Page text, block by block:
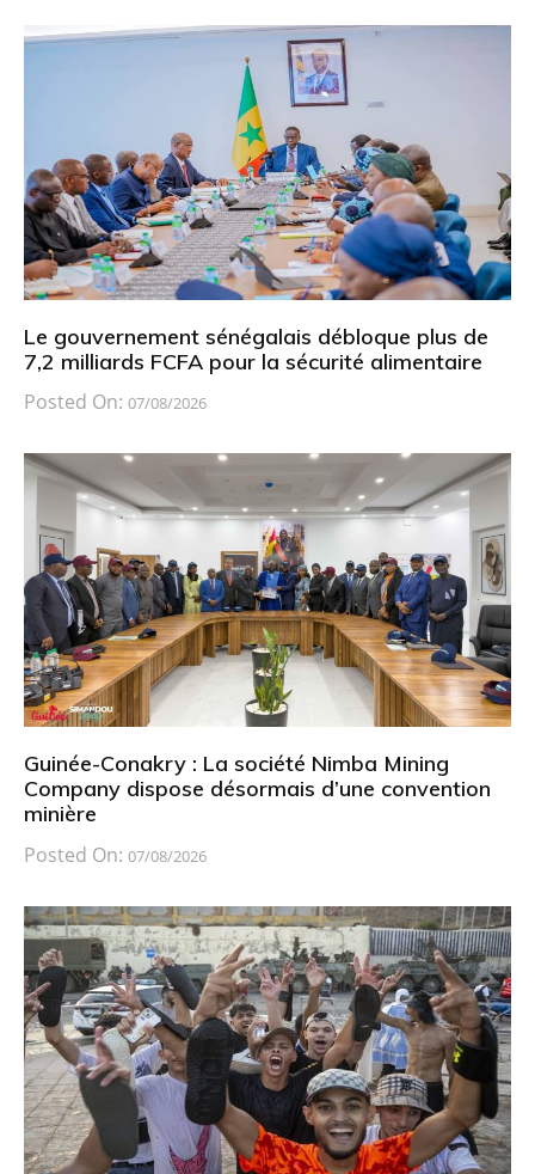
Le gouvernement sénégalais débloque plus de
7,2 milliards FCFA pour la sécurité alimentaire
Posted On: 07/08/2026
Guinée-Conakry : La société Nimba Mining
Company dispose désormais d’une convention
minière
Posted On: 07/08/2026